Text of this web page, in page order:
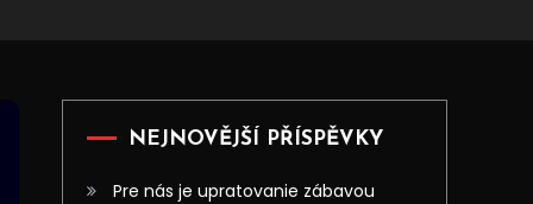
NEJNOVĚJŠÍ PŘÍSPĚVKY
Pre nás je upratovanie zábavou